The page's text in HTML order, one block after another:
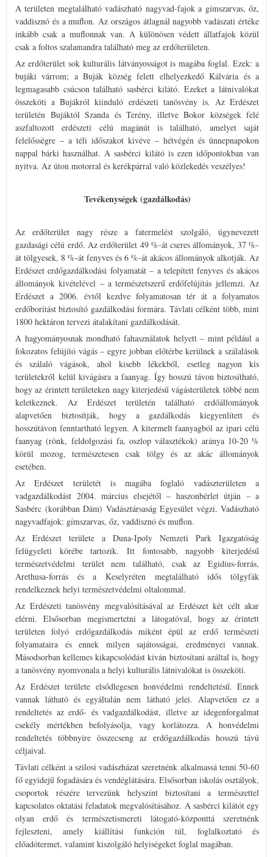
A területen megtalálható vadászható nagyvad-fajok a gímszarvas, őz,
vaddisznó és a muflon. Az országos átlagnál nagyobb vadászati értéke
inkább csak a muflonnak van. A különösen védett állatfajok közül
csak a foltos szalamandra található meg az erdőterületen.
Az erdőterület sok kulturális látványosságot is magába foglal. Ezek: a
bujáki várrom; a Buják község felett elhelyezkedő Kálvária és a
legmagasabb csúcson található sasbérci kilátó. Ezeket a látnivalókat
összeköti a Bujákról kiinduló erdészeti tanösvény is. Az Erdészet
területén Bujáktól Szanda és Terény, illetve Bokor községek felé
aszfaltozott erdészeti célú magánút is található, amelyet saját
felelősségre – a téli időszakot kivéve – hétvégén és ünnepnapokon
nappal bárki használhat. A sasbérci kilátó is ezen időpontokban van
nyitva. Az úton motorral és kerékpárral való közlekedés veszélyes!
Tevékenységek (gazdálkodás)
Az erdőterület nagy része a fatermelést szolgáló, úgynevezett
gazdasági célú erdő. Az erdőterület 49 %-át cseres állományok, 37 %-
át tölgyesek, 8 %-át fenyves és 6 %-át akácos állományok alkotják. Az
Erdészet erdőgazdálkodási folyamatát – a telepített fenyves és akácos
állományok kivételével – a természetszerű erdőfelújítás jellemzi. Az
Erdészet a 2006. évtől kezdve folyamatosan tér át a folyamatos
erdőborítást biztosító gazdálkodási formára. Távlati célként több, mint
1800 hektáron tervezi átalakítani gazdálkodását.
A hagyományosnak mondható fahasználatok helyett – mint például a
fokozatos felújító vágás – egyre jobban előtérbe kerülnek a szálalások
és szálaló vágások, ahol kisebb lékekből, esetleg nagyon kis
területekről kelül kivágásra a faanyag. Így hosszú távon biztosítható,
hogy az érintett területeken nagy kiterjedésű vágásterületek többé nem
keletkeznek. Az Erdészet területén található erdőállományok
alapvetően biztosítják, hogy a gazdálkodás kiegyenlített és
hosszútávon fenntartható legyen. A kitermelt faanyagból az ipari célú
faanyag (rönk, feldolgozási fa, oszlop választékok) aránya 10-20 %
körül mozog, természetesen csak tölgy és az akác állományok
esetében.
Az Erdészet területét is magába foglaló vadászterületen a
vadgazdálkodást 2004. március elsejétől – haszonbérlet útján – a
Sasbérc (korábban Dám) Vadásztársaság Egyesület végzi. Vadászható
nagyvadfajok: gímszarvas, őz, vaddisznó és muflon.
Az Erdészet területe a Duna-Ipoly Nemzeti Park Igazgatóság
felügyeleti körébe tartozik. Itt fontosabb, nagyobb kiterjedésű
természetvédelmi terület nem található, csak az Egidius-forrás,
Arethusa-forrás és a Keselyréten megtalálható idős tölgyfák
rendelkeznek helyi természetvédelmi oltalommal.
Az Erdészeti tanösvény megvalósításával az Erdészet két célt akar
elérni. Elsősorban megismertetni a látogatóval, hogy az érintett
területen folyó erdőgazdálkodás miként épül az erdő természeti
folyamataira és ennek milyen sajátosságai, eredményei vannak.
Másodsorban kellemes kikapcsolódást kíván biztosítani azáltal is, hogy
a tanösvény nyomvonala a helyi kulturális látnivalókat is összeköti.
Az Erdészet területe elsődlegesen honvédelmi rendeltetésű. Ennek
vannak látható és egyáltalán nem látható jelei. Alapvetően ez a
rendeltetés az erdő- és vadgazdálkodást, illetve az idegenforgalmat
csekély mértékben befolyásolja, vagy korlátozza. A honvédelmi
rendeltetés többnyire összecseng az erdőgazdálkodás hosszú távú
céljaival.
Távlati célként a szilosi vadászházat szeretnénk alkalmassá tenni 50-60
fő egyidejű fogadására és vendéglátására. Elsősorban iskolás osztályok,
csoportok részére tervezünk helyszínt biztosítani a természettel
kapcsolatos oktatási feladatok megvalósításához. A sasbérci kilátót egy
olyan erdő és természetismereti látogató-központtá szeretnénk
fejleszteni, amely kiállítási funkción túl, foglalkoztató és
előadótermet, valamint kiszolgáló helyiségeket foglal magában.